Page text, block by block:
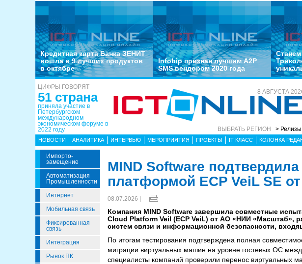
Кредитная карта Банка ЗЕНИТ
вошла в 9 лучших продуктов
в октябре
Infobip признан лучшим A2P
SMS вендором 2020 года
ЦИФРЫ ГОВОРЯТ
51 страна
приняла участие в
Петербургском
международном
экономическом форуме в
2022 году
8 АВГУСТА
ВЫБРАТЬ РЕГИОН > Релизы
НОВОСТИ АНАЛИТИКА ИНТЕРВЬЮ МЕРОПРИЯТИЯ ПРОЕКТЫ IT КЛАСС КОЛОНКА
Импорто­
Замещение
Автоматизация
Промышленности
Интернет
Мобильная связь
Фиксированная
связь
Интеграция
Рынок ПК
MIND Software
платформой ECP VeiL SE
08.07.2026 |
Компания MIND Software завершила совместные
Cloud Platform Veil (ECP VeiL) от АО «НИИ «Масштаб»,
систем связи и информационной безопасности,
По итогам тестирования подтверждена полная
миграции виртуальных машин на уровне гостевых ОС
специалисты компаний проверили перенос виртуальных